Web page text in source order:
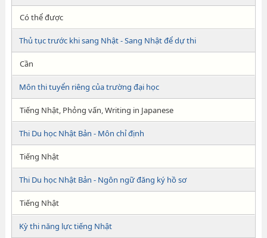
Có thể được
Thủ tục trước khi sang Nhật - Sang Nhật để dự thi
Cần
Môn thi tuyển riêng của trường đại học
Tiếng Nhật, Phỏng vấn, Writing in Japanese
Thi Du học Nhật Bản - Môn chỉ định
Tiếng Nhật
Thi Du học Nhật Bản - Ngôn ngữ đăng ký hồ sơ
Tiếng Nhật
Kỳ thi năng lực tiếng Nhật